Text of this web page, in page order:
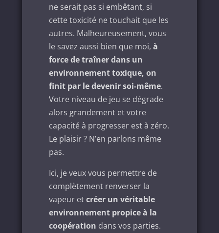
ne serait pas si embêtant, si
cette toxicité ne touchait que les
autres. Malheureusement, vous
le savez aussi bien que moi, à
force de traîner dans un
environnement toxique, on
finit par le devenir soi-même.
Votre niveau de jeu se dégrade
alors grandement et votre
capacité à progresser est à zéro.
Le plaisir ? N’en parlons même
pas.
Ici, je veux vous permettre de
complètement renverser la
vapeur etcréer un véritable
environnement propice à la
coopération dans vos parties.